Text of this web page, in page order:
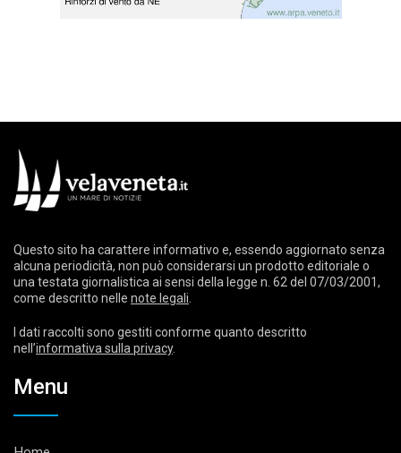
Questo sito ha carattere informativo e, essendo aggiornato senza
alcuna periodicità, non può considerarsi un prodotto editoriale o
una testata giornalistica ai sensi della legge n. 62 del 07/03/2001,
come descritto nelle note legali
I dati raccolti sono gestiti conforme quanto descritto
nell’informativa sulla privacy.
Menu